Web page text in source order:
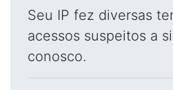
Seu IP fez diversas
acessos suspeitos a
conosco.